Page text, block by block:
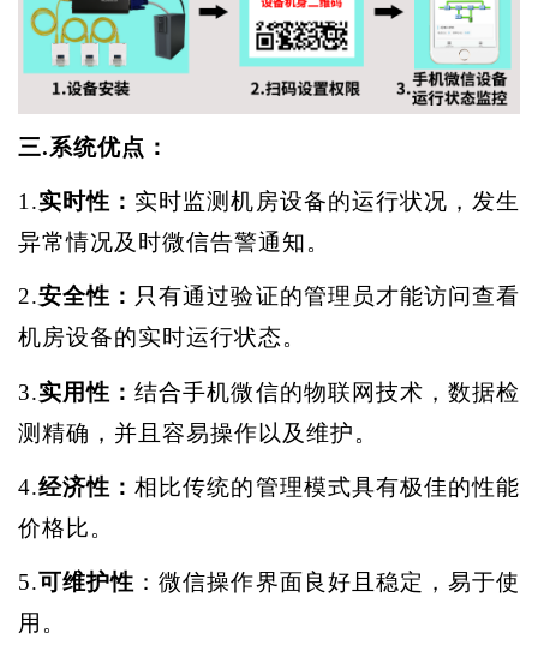
三.系统优点：
1.实时性： 实时监测机房设备的运行状况，发生
异常情况及时微信告警通知。
2.安全性： 只有通过验证的管理员才能访问查看
机房设备的实时运行状态。
3.实用性：结合手机微信的物联网技术，数据检
测精确，并且容易操作以及维护。
4.经济性：相比传统的管理模式具有极佳的性能
价格比。
5.可维护性 ：微信操作界面良好且稳定，易于使
用。